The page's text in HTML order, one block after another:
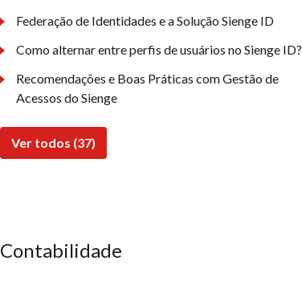
Federação de Identidades e a Solução Sienge ID
Como alternar entre perfis de usuários no Sienge ID?
Recomendações e Boas Práticas com Gestão de
Acessos do Sienge
Ver todos (37)
Contabilidade